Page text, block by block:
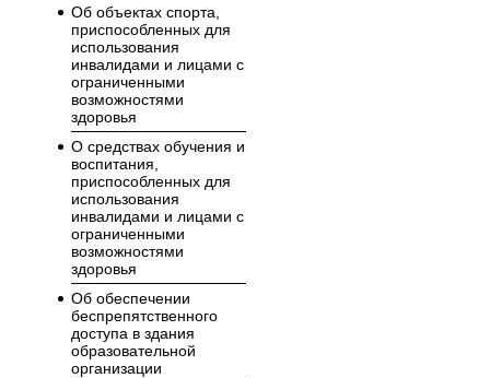
Об объектах спорта,
приспособленных для
использования
инвалидами и лицами с
ограниченными
возможностями
здоровья
О средствах обучения и
воспитания,
приспособленных для
использования
инвалидами и лицами с
ограниченными
возможностями
здоровья
Об обеспечении
беспрепятственного
доступа в здания
образовательной
организации